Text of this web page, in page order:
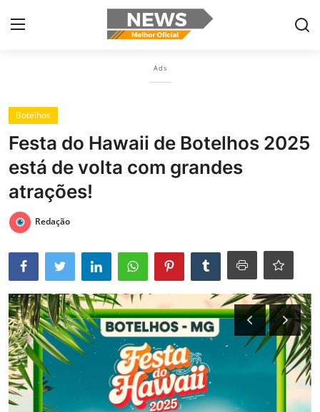
Home
Botelhos
Contact
Ribeirão Preto
Últimas nóticias
Portugûes
Ads
Botelhos
Festa do Hawaii de Botelhos 2025
está de volta com grandes
atrações!
Redação
×